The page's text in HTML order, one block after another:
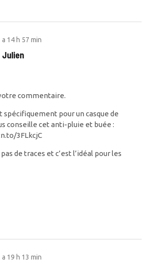
a 14 h 57 min
Julien
commentaire.
spécifiquement pour un casque de
conseille cet anti-pluie et buée :
3FLkcjC
de traces et c’est l’idéal pour les
a 19 h 13 min